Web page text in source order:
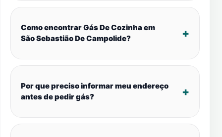
Como encontrar Gás De Cozinha em
São Sebastião De Campolide?
Por que preciso informar meu endereço
antes de pedir gás?